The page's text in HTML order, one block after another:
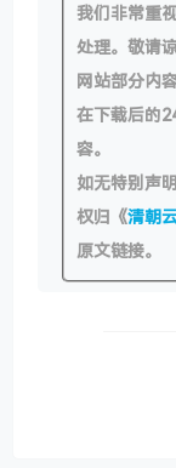
我们非常重
处理。敬请
网站部分内
在下载后的
容。
如无特别声
权归《清朝
原文链接。